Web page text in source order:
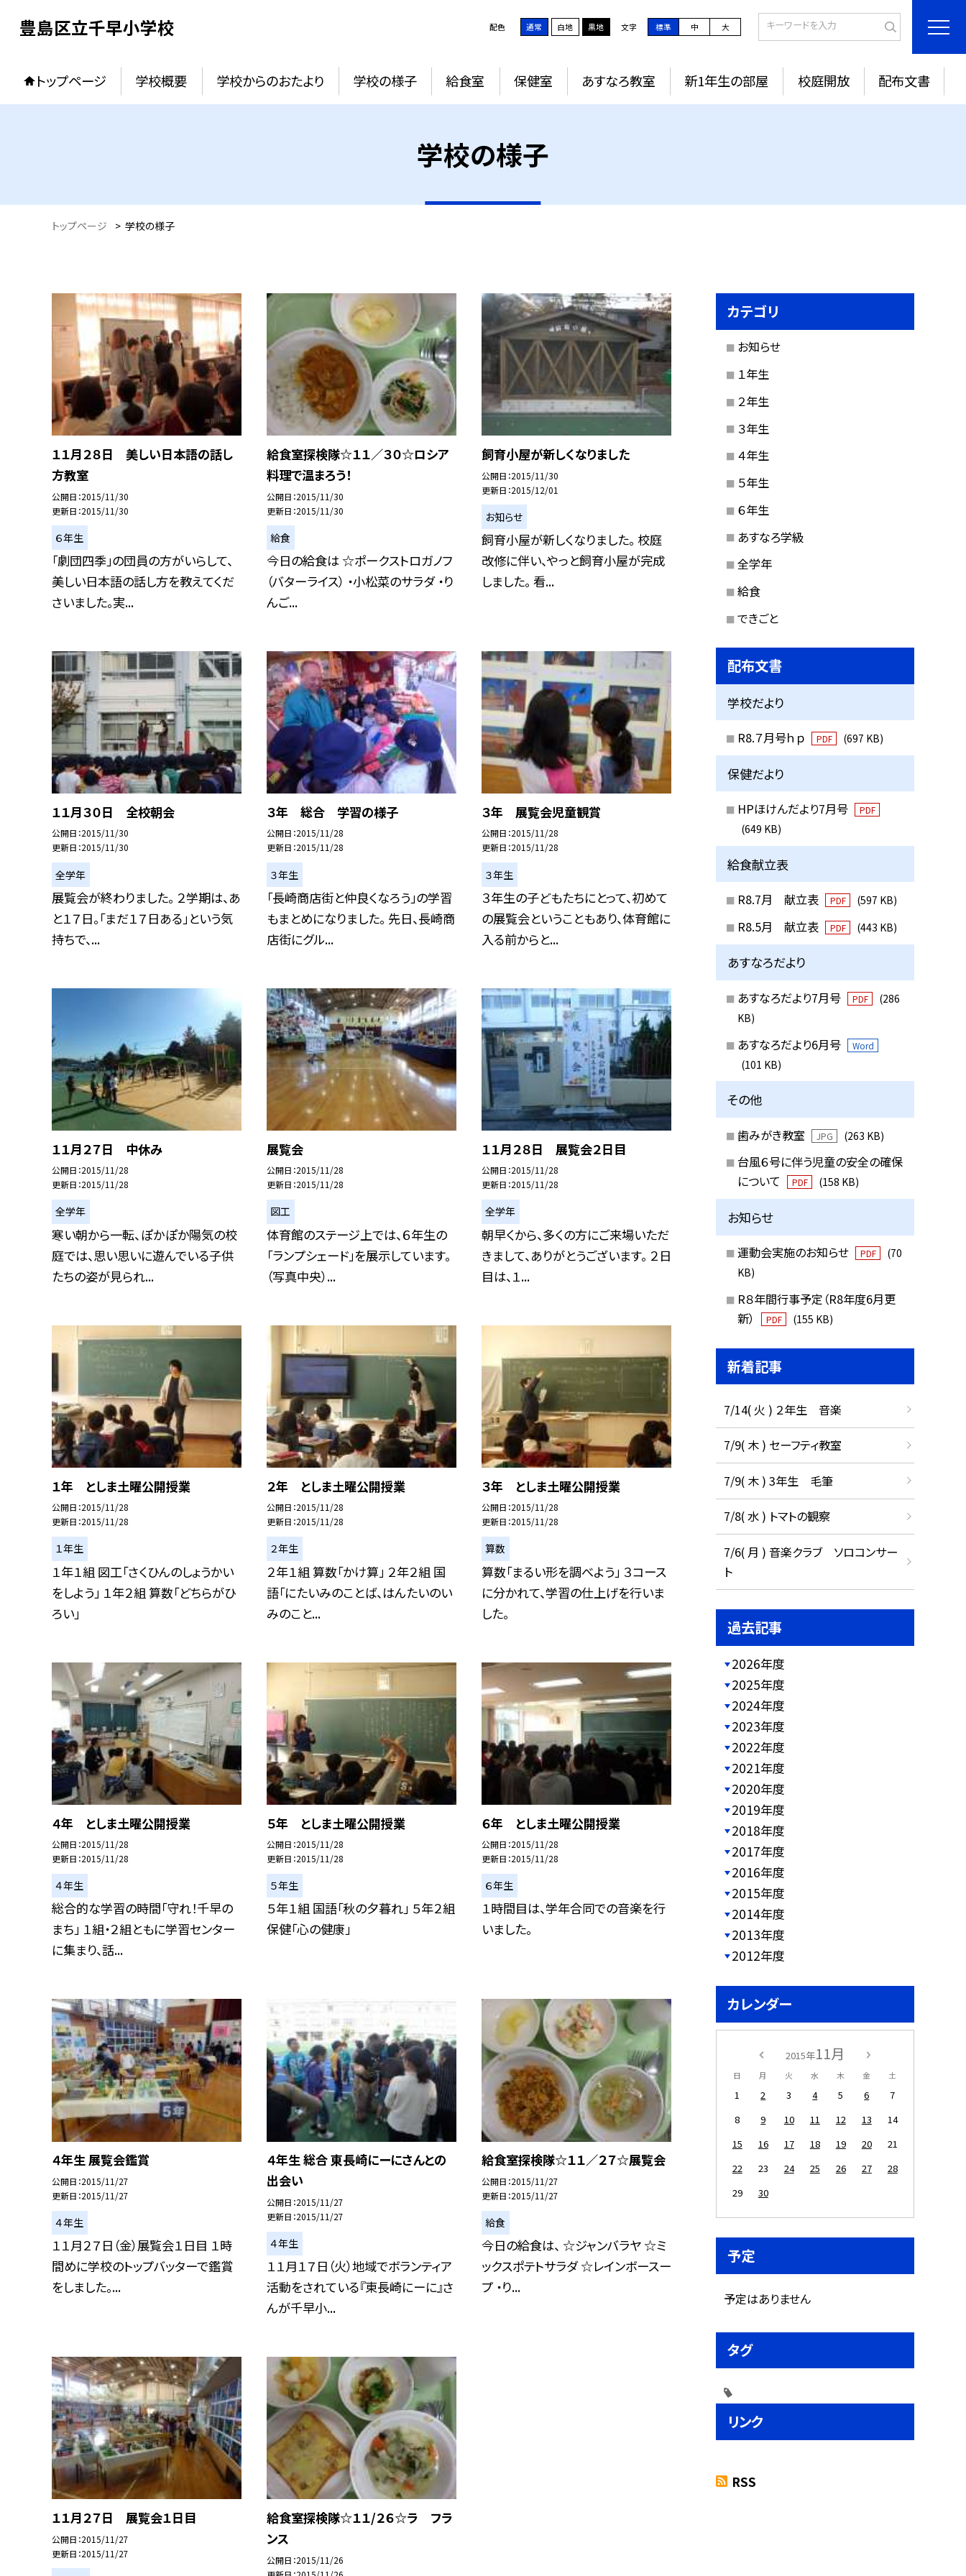
豊島区立千早小学校 配色 通常 白地 黒地 文字 標準 中 大
トップページ 学校概要 学校からのおたより 学校の様子 給食室 保健室 あすなろ教室 新1年生の部屋 校庭開放 配布文書
学校の様子
トップページ > 学校の様子
１１月２８日 美しい日本語の話し
方教室
公開日 2015/11/30
更新日 2015/11/30
６年生
「劇団四季」の団員の方がいらして、
美しい日本語の話し方を教えてくだ
さいました。実...
給食室探検隊☆１１／３０☆ロシア
料理で温まろう！
公開日 2015/11/30
更新日 2015/11/30
給食
今日の給食は ☆ポークストロガノフ
（バターライス） ・小松菜のサラダ ・り
んご...
飼育小屋が新しくなりました
公開日 2015/11/30
更新日 2015/12/01
お知らせ
飼育小屋が新しくなりました。 校庭
改修に伴い、やっと飼育小屋が完成
しました。 看...
１１月３０日 全校朝会
公開日 2015/11/30
更新日 2015/11/30
全学年
展覧会が終わりました。 ２学期は、あ
と１７日。「まだ１７日ある」という気
持ちで、...
３年 総合 学習の様子
公開日 2015/11/28
更新日 2015/11/28
３年生
「長崎商店街と仲良くなろう」の学習
もまとめになりました。 先日、長崎商
店街にグル...
３年 展覧会児童観賞
公開日 2015/11/28
更新日 2015/11/28
３年生
３年生の子どもたちにとって、初めて
の展覧会ということもあり、体育館に
入る前からと...
１１月２７日 中休み
公開日 2015/11/28
更新日 2015/11/28
全学年
寒い朝から一転、ぽかぽか陽気の校
庭では、思い思いに遊んでいる子供
たちの姿が見られ...
展覧会
公開日 2015/11/28
更新日 2015/11/28
図工
体育館のステージ上では、６年生の
「ランプシェード」を展示しています。
（写真中央）...
１１月２８日 展覧会２日目
公開日 2015/11/28
更新日 2015/11/28
全学年
朝早くから、多くの方にご来場いただ
きまして、ありがとうございます。 ２日
目は、１...
１年 としま土曜公開授業
公開日 2015/11/28
更新日 2015/11/28
１年生
１年１組 図工「さくひんのしょうかい
をしよう」 １年２組 算数「どちらがひ
ろい」
２年 としま土曜公開授業
公開日 2015/11/28
更新日 2015/11/28
２年生
２年１組 算数「かけ算」 ２年２組 国
語「にたいみのことば、はんたいのい
みのこと...
３年 としま土曜公開授業
公開日 2015/11/28
更新日 2015/11/28
算数
算数「まるい形を調べよう」 ３コース
に分かれて、学習の仕上げを行いま
した。
４年 としま土曜公開授業
公開日 2015/11/28
更新日 2015/11/28
４年生
総合的な学習の時間「守れ！千早の
まち」 １組・２組ともに学習センター
に集まり、話...
５年 としま土曜公開授業
公開日 2015/11/28
更新日 2015/11/28
５年生
５年１組 国語「秋の夕暮れ」 ５年２組
保健「心の健康」
６年 としま土曜公開授業
公開日 2015/11/28
更新日 2015/11/28
６年生
１時間目は、学年合同での音楽を行
いました。
４年生 展覧会鑑賞
公開日 2015/11/27
更新日 2015/11/27
４年生
１１月２７日（金）展覧会１日目 １時
間めに学校のトップバッターで鑑賞
をしました。...
４年生 総合 東長崎にーにさんとの
出会い
公開日 2015/11/27
更新日 2015/11/27
４年生
１１月１７日（火）地域でボランティア
活動をされている『東長崎にーに』さ
んが千早小...
給食室探検隊☆１１／２７☆展覧会
公開日 2015/11/27
更新日 2015/11/27
給食
今日の給食は、 ☆ジャンバラヤ ☆ミ
ックスポテトサラダ ☆レインボースー
プ ・り...
１１月２７日 展覧会１日目
公開日 2015/11/27
更新日 2015/11/27
給食室探検隊☆１１/２６☆ラ フラ
ンス
公開日 2015/11/26
カテゴリ
お知らせ
１年生
２年生
３年生
４年生
５年生
６年生
あすなろ学級
全学年
給食
できごと
配布文書
学校だより
R8.７月号ｈｐ PDF (697 KB)
保健だより
HPほけんだより7月号 PDF
(649 KB)
給食献立表
R8.7月 献立表 PDF (597 KB)
R8.5月 献立表 PDF (443 KB)
あすなろだより
あすなろだより7月号 PDF
(286
KB)
あすなろだより6月号 Word
(101 KB)
その他
歯みがき教室 JPG (263 KB)
台風６号に伴う児童の安全の確保
について
PDF (158 KB)
お知らせ
運動会実施のお知らせ PDF
(70
KB)
R８年間行事予定（R8年度6月更
新）
PDF (155 KB)
新着記事
7/14( 火 ) ２年生 音楽
7/9( 木 ) セーフティ教室
7/9( 木 ) 3年生 毛筆
7/8( 水 ) トマトの観察
7/6( 月 ) 音楽クラブ ソロコンサー
ト
過去記事
2026年度
2025年度
2024年度
2023年度
2022年度
2021年度
2020年度
2019年度
2018年度
2017年度
2016年度
2015年度
2014年度
2013年度
2012年度
カレンダー
2015年11月
日 月 火 水 木 金 土
1 2 3 4 5 6
7
8
9 10 11 12 13
14
15
16 17 18 19 20
21
22
23 24 25 26 27
28
29
30
予定
予定はありません
タグ
リンク
RSS